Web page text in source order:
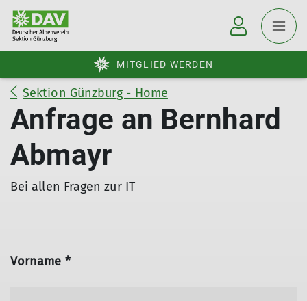
MITGLIED WERDEN
Sektion Günzburg - Home
Anfrage an Bernhard
Abmayr
Bei allen Fragen zur IT
Vorname *